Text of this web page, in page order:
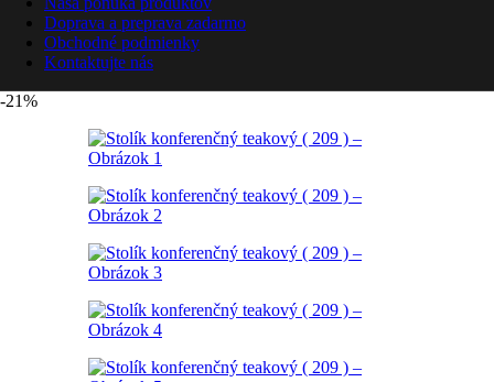
Doprava a preprava zadarmo
Obchodné podmienky
Kontaktujte nás
-21%